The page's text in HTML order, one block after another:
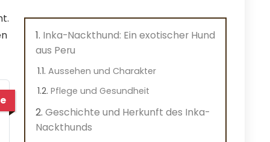
Inka-Nackthund: Ein exotischer Hund
aus Peru
Aussehen und Charakter
Pflege und Gesundheit
Geschichte und Herkunft des Inka-
Nackthunds